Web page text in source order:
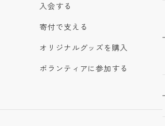
入会する
寄付で支える
オリジナルグッズを購入
ボランティアに参加する